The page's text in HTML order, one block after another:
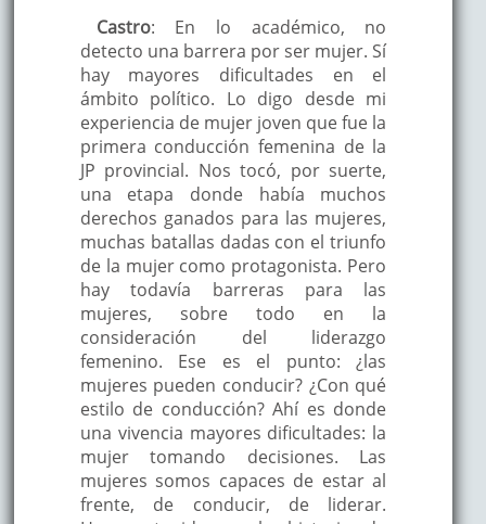
Castro: En lo académico, no
detecto una barrera por ser mujer. Sí
hay mayores dificultades en el
ámbito político. Lo digo desde mi
experiencia de mujer joven que fue la
primera conducción femenina de la
JP provincial. Nos tocó, por suerte,
una etapa donde había muchos
derechos ganados para las mujeres,
muchas batallas dadas con el triunfo
de la mujer como protagonista. Pero
hay todavía barreras para las
mujeres, sobre todo en la
consideración del liderazgo
femenino. Ese es el punto: ¿las
mujeres pueden conducir? ¿Con qué
estilo de conducción? Ahí es donde
una vivencia mayores dificultades: la
mujer tomando decisiones. Las
mujeres somos capaces de estar al
frente, de conducir, de liderar.